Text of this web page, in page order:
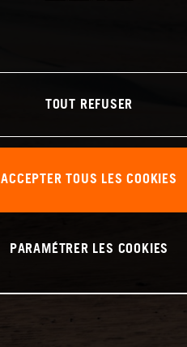
TOUT REFUSER
ACCEPTER TOUS LES COOKIES
PARAMÉTRER LES COOKIES